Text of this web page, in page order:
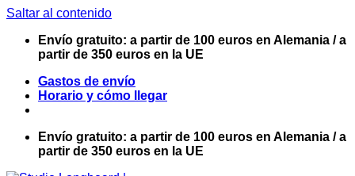
Saltar al contenido
Envío gratuito: a partir de 100 euros en Alemania / a
partir de 350 euros en la UE
Gastos de envío
Horario y cómo llegar
Envío gratuito: a partir de 100 euros en Alemania / a
partir de 350 euros en la UE